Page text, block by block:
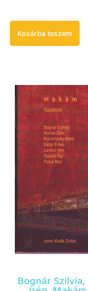
Kosárba teszem
Bognár Szilvia,